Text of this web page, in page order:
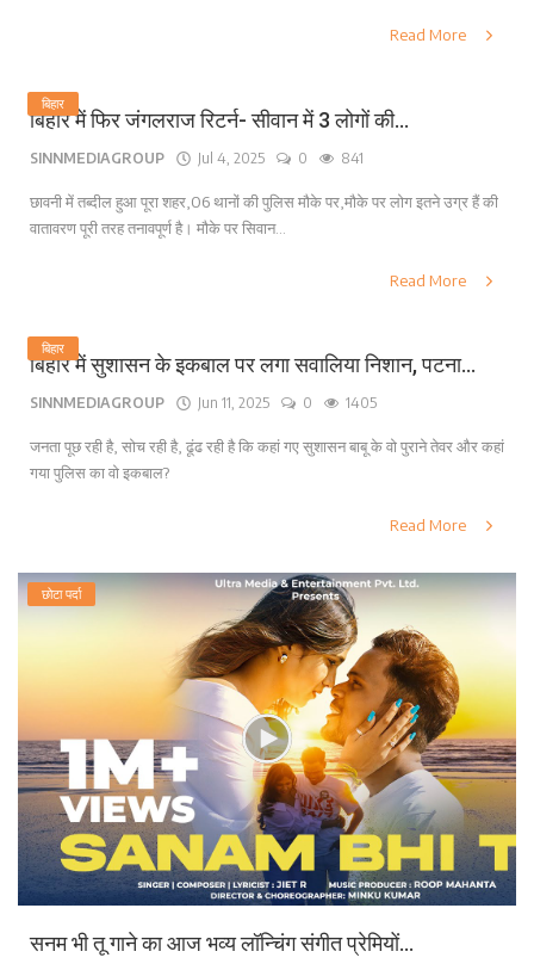
Read More
बिहार
बिहार में फिर जंगलराज रिटर्न- सीवान में 3 लोगों की...
SINNMEDIAGROUP Jul 4, 2025 0 841
छावनी में तब्दील हुआ पूरा शहर,06 थानों की पुलिस मौके पर,मौके पर लोग इतने उग्र हैं की
वातावरण पूरी तरह तनावपूर्ण है। मौके पर सिवान...
Read More
बिहार
बिहार में सुशासन के इकबाल पर लगा सवालिया निशान, पटना...
SINNMEDIAGROUP Jun 11, 2025 0 1405
जनता पूछ रही है, सोच रही है, ढूंढ रही है कि कहां गए सुशासन बाबू के वो पुराने तेवर और कहां
गया पुलिस का वो इकबाल?
Read More
छोटा पर्दा
सनम भी तू गाने का आज भव्य लॉन्चिंग संगीत प्रेमियों...